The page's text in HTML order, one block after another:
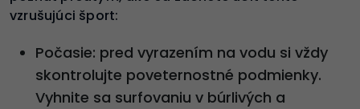
vzrušujúci šport:
Počasie: pred vyrazením na vodu si vždy
skontrolujte poveternostné podmienky.
Vyhnite sa surfovaniu v búrlivých a